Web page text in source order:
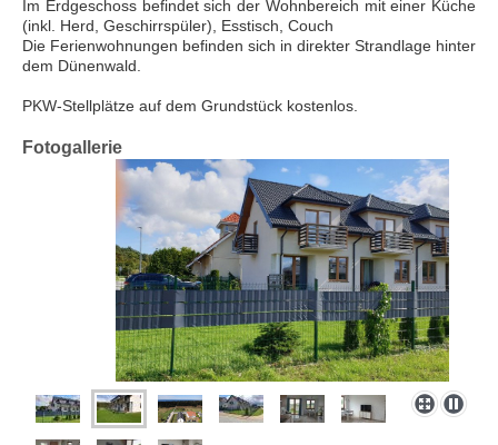
Im Erdgeschoss befindet sich der Wohnbereich mit einer Küche
(inkl. Herd, Geschirrspüler), Esstisch, Couch
Die Ferienwohnungen befinden sich in direkter Strandlage hinter
dem Dünenwald.
PKW-Stellplätze auf dem Grundstück kostenlos.
Fotogallerie